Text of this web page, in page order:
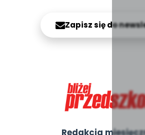
Zapisz się do
Redakcja